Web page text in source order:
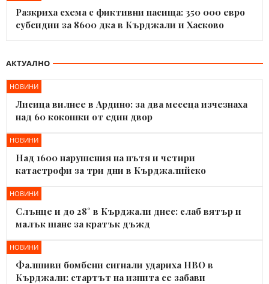
Разкриха схема с фиктивни пасища: 350 000 евро
субсидии за 8600 дка в Кърджали и Хасково
АКТУАЛНО
НОВИНИ
Лисица вилнее в Ардино: за два месеца изчезнаха
над 60 кокошки от един двор
НОВИНИ
Над 1600 нарушения на пътя и четири
катастрофи за три дни в Кърджалийско
НОВИНИ
Слънце и до 28° в Кърджали днес: слаб вятър и
малък шанс за кратък дъжд
НОВИНИ
Фалшиви бомбени сигнали удариха НВО в
Кърджали: стартът на изпита се забави